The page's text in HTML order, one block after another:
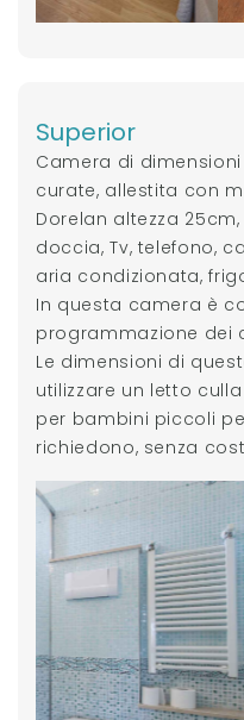
Superior
Camera di
curate, allestita con
Dorelan altezza
doccia, Tv, telefono,
aria condizionata,
In questa camera è
programmazione dei
Le dimensioni di
utilizzare un letto
per bambini piccoli
richiedono, senza